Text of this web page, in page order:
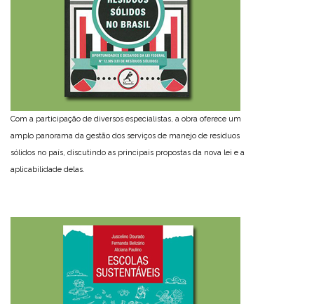
Com a participação de diversos especialistas, a obra oferece um
amplo panorama da gestão dos serviços de manejo de resíduos
sólidos no país, discutindo as principais propostas da nova lei e a
aplicabilidade delas.